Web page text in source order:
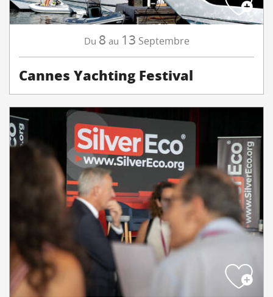
Du 8 au 13 Septembre
Cannes Yachting Festival